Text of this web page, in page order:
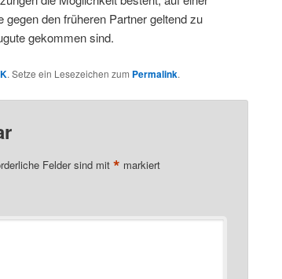
den früheren Partner geltend zu
gekommen sind.
. Setze ein Lesezeichen zum Permalink.
Felder sind mit * markiert